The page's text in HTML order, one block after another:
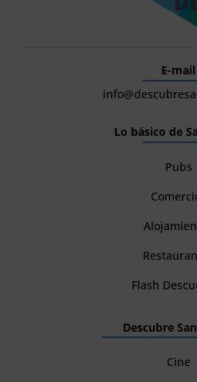
E-mail
Lo básico de
Pubs
Flash
Descubre
Cine